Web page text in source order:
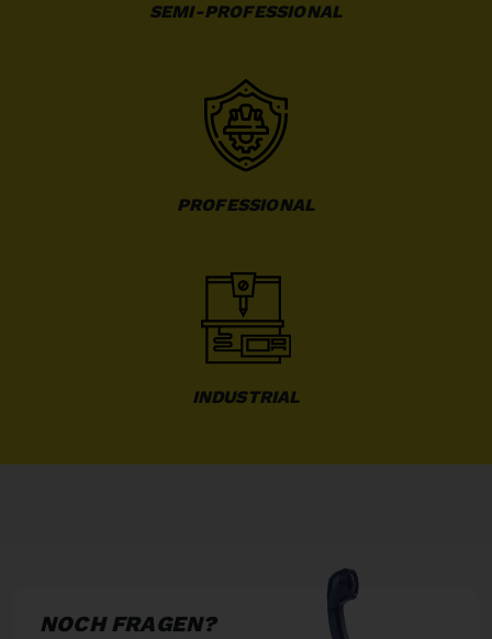
SEMI-PROFESSIONAL
PROFESSIONAL
INDUSTRIAL
NOCH FRAGEN?